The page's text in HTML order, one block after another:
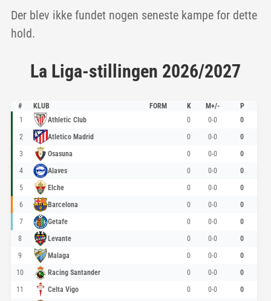
Der blev ikke fundet nogen seneste kampe for dette
hold.
La Liga-stillingen 2026/2027
# KLUB FORM K M+/-
P
1
Athletic Club 0 0-0
0
2
Atletico Madrid 0 0-0
0
3
Osasuna 0 0-0
0
4
Alaves 0 0-0
0
5
Elche 0 0-0
0
6
Barcelona 0 0-0
0
7
Getafe 0 0-0
0
8
Levante 0 0-0
0
9
Malaga 0 0-0
0
10
Racing Santander 0 0-0
0
11
Celta Vigo 0 0-0
0